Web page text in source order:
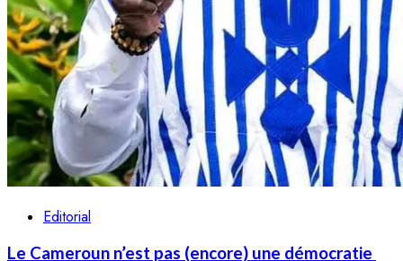
Editorial
Le Cameroun n’est pas (encore) une démocratie